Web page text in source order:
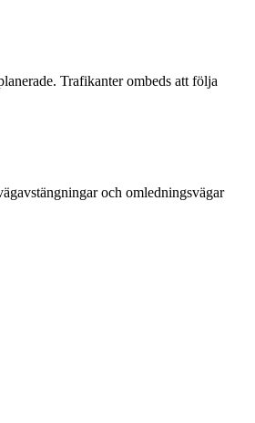
Trafikanter ombeds att följa
och omledningsvägar